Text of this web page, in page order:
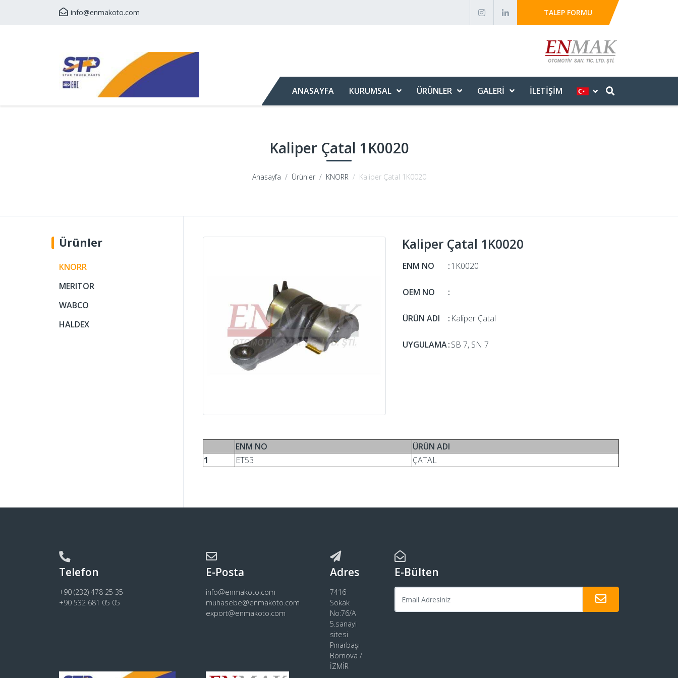
info@enmakoto.com TALEP FORMU
ANASAYFA KURUMSAL ÜRÜNLER GALERI İLETIŞIM
Kaliper Çatal 1K0020
Anasayfa Ürünler KNORR Kaliper Çatal 1K0020
Ürünler
KNORR
MERITOR
WABCO
HALDEX
Kaliper Çatal 1K0020
ENM NO :1K0020
OEM NO :
ÜRÜN ADI : Kaliper Çatal
UYGULAMA:SB 7, SN 7
ENM NO
ÜRÜN ADI
1
ET53 ÇATAL
Telefon
+90 (232) 478 25 35
+90 532 681 05 05
E-Posta
info@enmakoto.com
muhasebe@enmakoto.com
export@enmakoto.com
Adres
7416
Sokak
No:76/A
5.sanayi
sitesi
Pınarbaşı
Bornova /
İZMİR
E-Bülten